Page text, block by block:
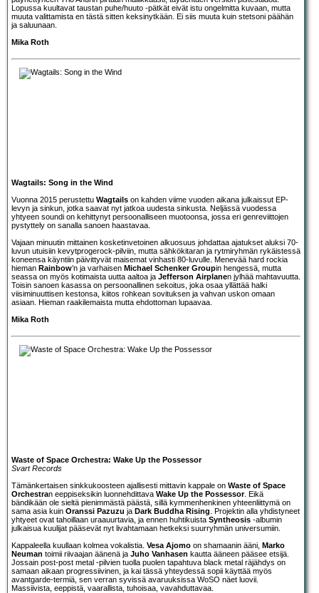
Lopussa kuultavat taustan puhe/huuto -pätkät eivät istu ongelmitta kuvaan, mutta
muuta valittamista en tästä sitten keksinytkään. Ei siis muuta kuin stetsoni päähän
ja saluunaan.
Mika Roth
Wagtails: Song in the Wind
Vuonna 2015 perustettu Wagtails on kahden viime vuoden aikana julkaissut EP-
levyn ja sinkun, jotka saavat nyt jatkoa uudesta sinkusta. Neljässä vuodessa
yhtyeen soundi on kehittynyt persoonalliseen muotoonsa, jossa eri genreviittojen
pystyttely on sanalla sanoen haastavaa.
Vajaan minuutin mittainen kosketinvetoinen alkuosuus johdattaa ajatukset aluksi 70-
luvun utuisiin kevytprogerock-pilviin, mutta sähkökitaran ja rytmiryhmän rykäistessä
koneensa käyntiin päivittyvät maisemat vinhasti 80-luvulle. Menevää hard rockia
hieman Rainbow’n ja varhaisen Michael Schenker Groupin hengessä, mutta
seassa on myös kotimaista uutta aaltoa ja Jefferson Airplanen jylhää mahtavuutta.
Toisin sanoen kasassa on persoonallinen sekoitus, joka osaa yllättää halki
viisiminuuttisen kestonsa, kiitos rohkean sovituksen ja vahvan uskon omaan
asiaan. Hieman raakilemaista mutta ehdottoman lupaavaa.
Mika Roth
Waste of Space Orchestra: Wake Up the Possessor
Svart Records
Tämänkertaisen sinkkukoosteen ajallisesti mittavin kappale on Waste of Space
Orchestran eeppiseksikin luonnehdittava Wake Up the Possessor. Eikä
bändikään ole sieltä pienimmästä päästä, sillä kymmenhenkinen yhteenliittymä on
sama asia kuin Oranssi Pazuzu ja Dark Buddha Rising . Projektin alla yhdistyneet
yhtyeet ovat tahoillaan uraauurtavia, ja ennen huhtikuista Syntheosis -albumin
julkaisua kuulijat pääsevät nyt livahtamaan hetkeksi suurryhmän universumiin.
Kappaleella kuullaan kolmea vokalistia. Vesa Ajomo on shamaanin ääni, Marko
Neuman toimii riivaajan äänenä ja Juho Vanhasen kautta ääneen pääsee etsijä.
Jossain post-post metal -pilvien tuolla puolen tapahtuva black metal räjähdys on
samaan aikaan progressiivinen, ja kai tässä yhteydessä sopii käyttää myös
avantgarde-termiä, sen verran syvissä avaruuksissa WoSO näet luovii.
Massiivista, eeppistä, vaarallista, tuhoisaa, vavahduttavaa.